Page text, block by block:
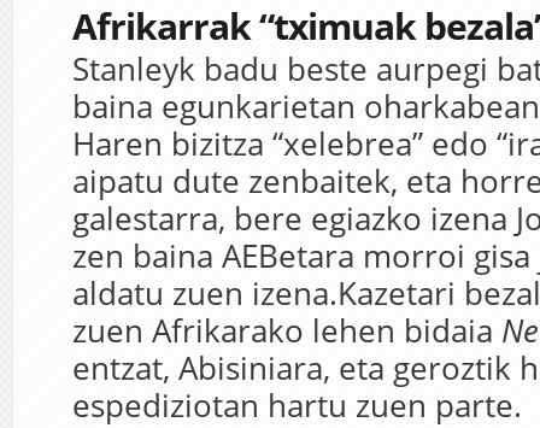
Afrikarrak “tximuak
Stanleyk badu beste aurpegi
baina egunkarietan
Haren bizitza “xelebrea” edo
aipatu dute zenbaitek, eta
galestarra, bere egiazko izena
zen baina AEBetara morroi
aldatu zuen izena.Kazetari
zuen Afrikarako lehen bidaia
entzat, Abisiniara, eta geroztik
espediziotan hartu zuen parte.